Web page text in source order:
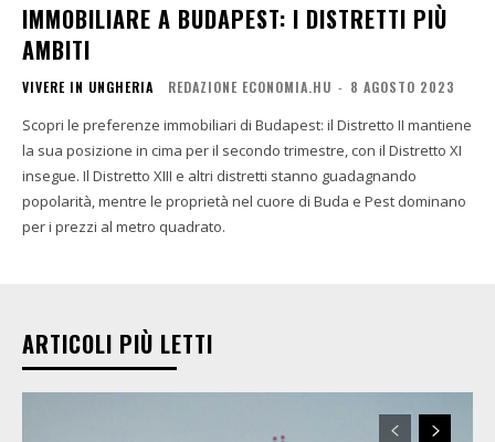
IMMOBILIARE A BUDAPEST: I DISTRETTI PIÙ
AMBITI
VIVERE IN UNGHERIA REDAZIONE ECONOMIA.HU - 8 AGOSTO 2023
Scopri le preferenze immobiliari di Budapest: il Distretto II mantiene
la sua posizione in cima per il secondo trimestre, con il Distretto XI
insegue. Il Distretto XIII e altri distretti stanno guadagnando
popolarità, mentre le proprietà nel cuore di Buda e Pest dominano
per i prezzi al metro quadrato.
ARTICOLI PIÙ LETTI